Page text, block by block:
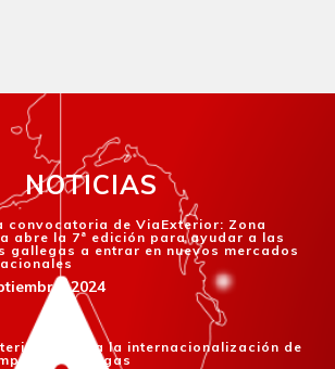
NOTICIAS
convocatoria de ViaExterior: Zona
abre la 7ª edición para ayudar a las
gallegas a entrar en nuevos mercados
2024
impulsa la internacionalización de
gallegas